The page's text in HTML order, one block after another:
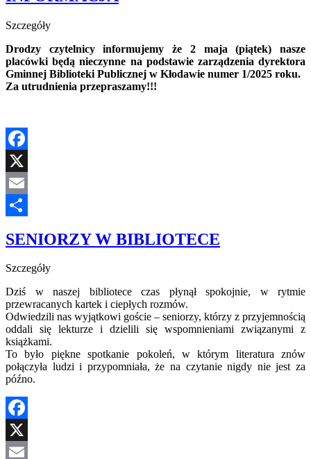
Szczegóły
Drodzy czytelnicy informujemy że 2 maja (piątek) nasze
placówki będą nieczynne na podstawie zarządzenia dyrektora
Gminnej Biblioteki Publicznej w Kłodawie numer 1/2025 roku.
Za utrudnienia przepraszamy!!!
Facebook
X
Email
SENIORZY W BIBLIOTECE
Szczegóły
Dziś w naszej bibliotece czas płynął spokojnie, w rytmie
przewracanych kartek i ciepłych rozmów.
Odwiedzili nas wyjątkowi goście – seniorzy, którzy z przyjemnością
oddali się lekturze i dzielili się wspomnieniami związanymi z
książkami.
To było piękne spotkanie pokoleń, w którym literatura znów
połączyła ludzi i przypomniała, że na czytanie nigdy nie jest za
późno.
Facebook
X